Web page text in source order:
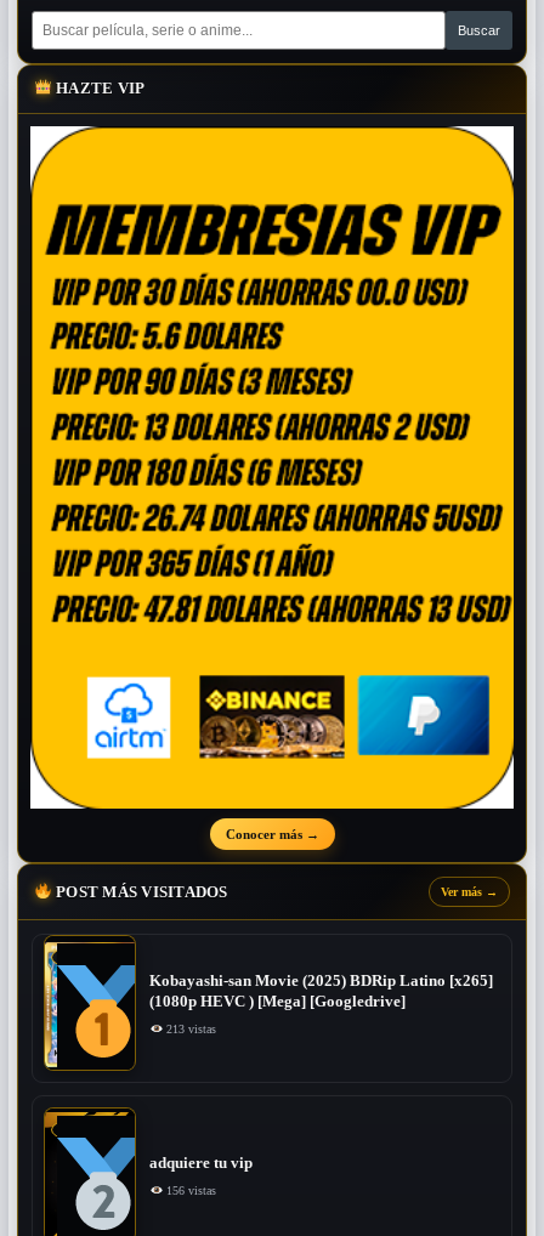
HAZTE VIP
Conocer más →
POST MÁS VISITADOS Ver más →
Kobayashi-san Movie (2025) BDRip Latino [x265]
(1080p HEVC ) [Mega] [Googledrive]
213 vistas
adquiere tu vip
156 vistas